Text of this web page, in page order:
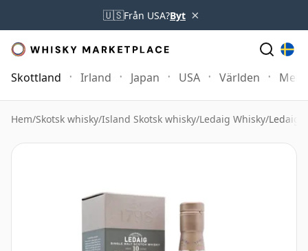
🇺🇸Från USA?Byt ×
Skottland Irland Japan USA Världen Mer
Hem/Skotsk whisky/Island Skotsk whisky/Ledaig Whisky/Ledaig